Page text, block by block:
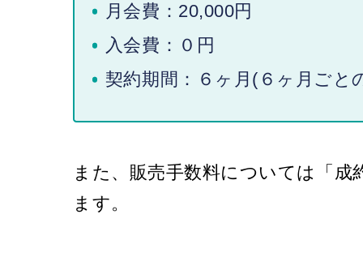
月会費：20,000円
入会費：０円
契約期間：６ヶ月(６ヶ月ごと
また、販売手数料については「
ます。